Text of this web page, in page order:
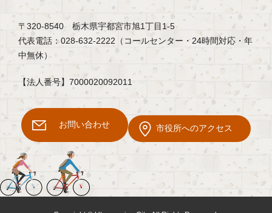
〒320-8540 栃木県宇都宮市旭1丁目1-5
代表電話：028-632-2222（コールセンター・24時間対応・年
中無休）
【法人番号】7000020092011
お問い合わせ 市役所へのアクセス